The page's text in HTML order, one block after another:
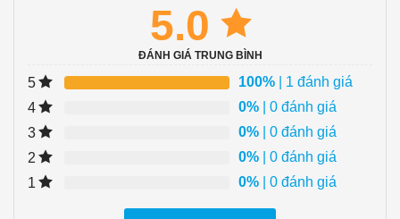
5.0
ĐÁNH GIÁ TRUNG BÌNH
5 100% | 1 đánh giá
4
0% | 0 đánh giá
3
0% | 0 đánh giá
2
0% | 0 đánh giá
1
0% | 0 đánh giá